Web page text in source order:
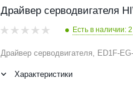
Драйвер серводвигателя
Есть в наличии: 2
Драйвер серводвигателя, ED1F-
Характеристики